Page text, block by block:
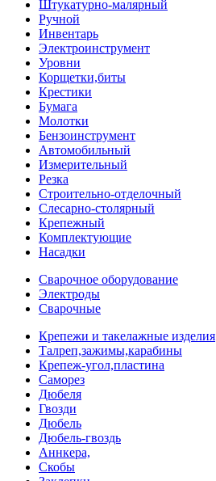
Штукатурно-малярный
Ручной
Инвентарь
Электроинструмент
Уровни
Корщетки,биты
Крестики
Бумага
Молотки
Бензоинструмент
Автомобильный
Измерительный
Резка
Строительно-отделочный
Слесарно-столярный
Крепежный
Комплектующие
Насадки
Сварочное оборудование
Электроды
Сварочные
Крепежи и такелажные изделия
Талреп,зажимы,карабины
Крепеж-угол,пластина
Саморез
Дюбеля
Гвозди
Дюбель
Дюбель-гвоздь
Аннкера,
Скобы